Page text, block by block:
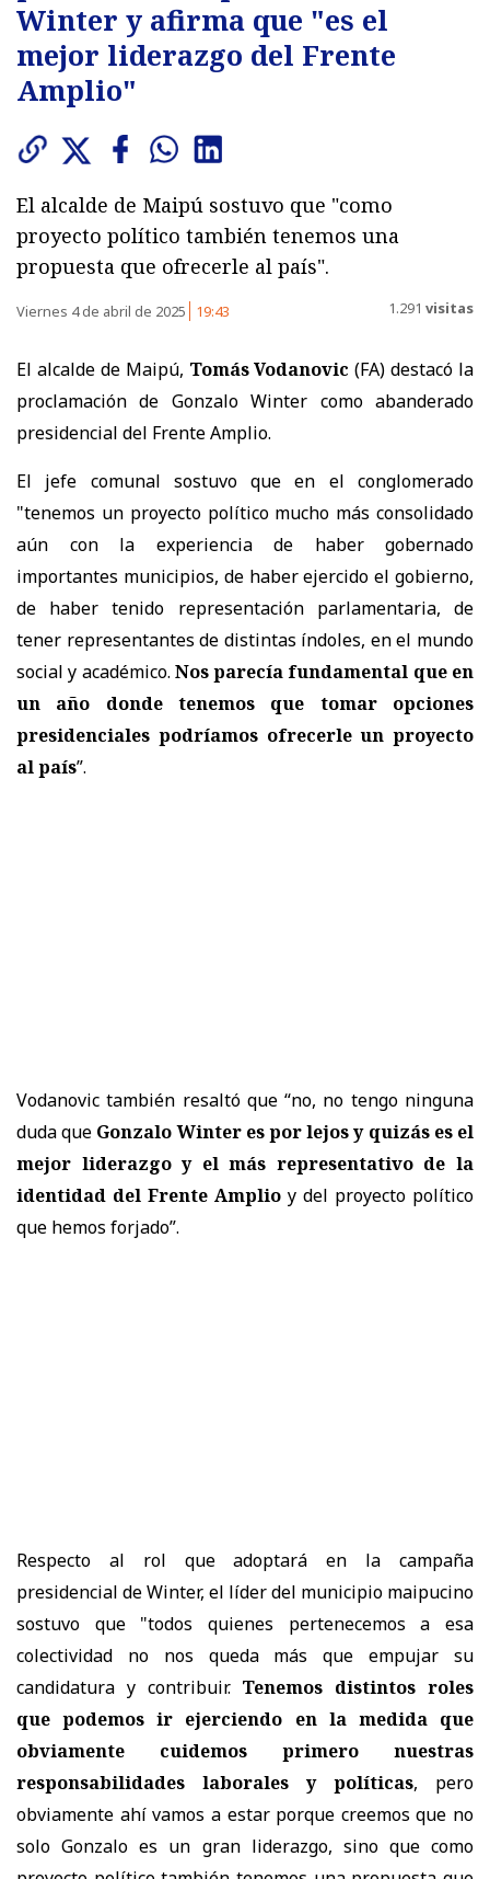
Winter y afirma que "es el
mejor liderazgo del Frente
Amplio"
El alcalde de Maipú sostuvo que "como
proyecto político también tenemos una
propuesta que ofrecerle al país".
Viernes 4 de abril de 2025 19:43 1.291 visitas
El alcalde de Maipú, Tomás Vodanovic (FA) destacó la
proclamación de Gonzalo Winter como abanderado
presidencial del Frente Amplio.
El jefe comunal sostuvo que en el conglomerado
"tenemos un proyecto político mucho más consolidado
aún con la experiencia de haber gobernado
importantes municipios, de haber ejercido el gobierno,
de haber tenido representación parlamentaria, de
tener representantes de distintas índoles, en el mundo
social y académico. Nos parecía fundamental que en
un año donde tenemos que tomar opciones
presidenciales podríamos ofrecerle un proyecto
al país”.
Vodanovic también resaltó que “no, no tengo ninguna
duda que Gonzalo Winter es por lejos y quizás es el
mejor liderazgo y el más representativo de la
identidad del Frente Amplio y del proyecto político
que hemos forjado”.
Respecto al rol que adoptará en la campaña
presidencial de Winter, el líder del municipio maipucino
sostuvo que "todos quienes pertenecemos a esa
colectividad no nos queda más que empujar su
candidatura y contribuir. Tenemos distintos roles
que podemos ir ejerciendo en la medida que
obviamente cuidemos primero nuestras
responsabilidades laborales y políticas, pero
obviamente ahí vamos a estar porque creemos que no
solo Gonzalo es un gran liderazgo, sino que como